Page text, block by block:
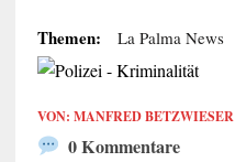
Themen: La Palma News
VON: MANFRED BETZWIESER
0 Kommentare